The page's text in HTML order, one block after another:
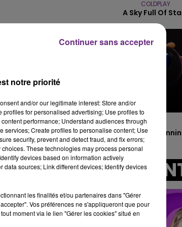
14h00 - 15h00
LA RADIO
travail dans
auteur
que sa sanction
et apporte son
!
COLDPLAY
A Sky Full Of
5h35
5h35
End Of
A
notre priorité
and/or our legitimate interest: Store and/or
for personalised advertising; Use profiles to
performance; Understand audiences through
services; Create profiles to personalise content; Use
security, prevent and detect fraud, and fix errors;
These technologies may process personal
devices based on information actively
sources; Link different devices; Identify devices
les finalités et/ou partenaires dans "Gérer
Vos préférences ne s'appliqueront que pour
moment via le lien "Gérer les cookies" situé en
Continuer sans accepter